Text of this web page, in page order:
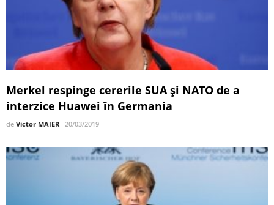
Merkel respinge cererile SUA și NATO de a
interzice Huawei în Germania
de Victor MAIER 20/03/2019